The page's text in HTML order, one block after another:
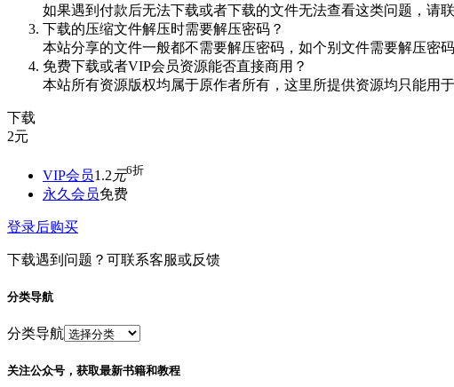
如果遇到付款后无法下载或者下载的文件无法查看这类问题，请
下载的压缩文件解压时需要解压密码？
本站分享的文件一般都不需要解压密码，如个别文件需要解压密
免费下载或者VIP会员资源能否直接商用？
本站所有资源版权均属于原作者所有，这里所提供资源均只能用
下载
2元
VIP会员1.2 元6折
永久会员免费
登录后购买
下载遇到问题？可联系客服或反馈
分类导航
分类导航
关注公众号，获取最新书籍和教程